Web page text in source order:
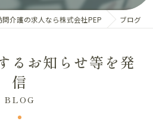
介護の求人なら株式会社PEP ブログ
るお知らせ等を発
信
BLOG